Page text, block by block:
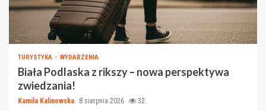
TURYSTYKA WYDARZENIA
Biała Podlaska z rikszy – nowa perspektywa
zwiedzania!
Kamila Kalinowska 8 sierpnia 2026 32